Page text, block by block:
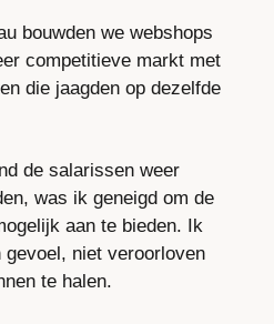
bouwden we webshops
competitieve markt met
die jaagden op dezelfde
de salarissen weer
was ik geneigd om de
aan te bieden. Ik
niet veroorloven
te halen.